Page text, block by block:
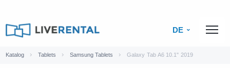
DE
Katalog Tablets Samsung Tablets Galaxy Tab A6 10.1" 2019